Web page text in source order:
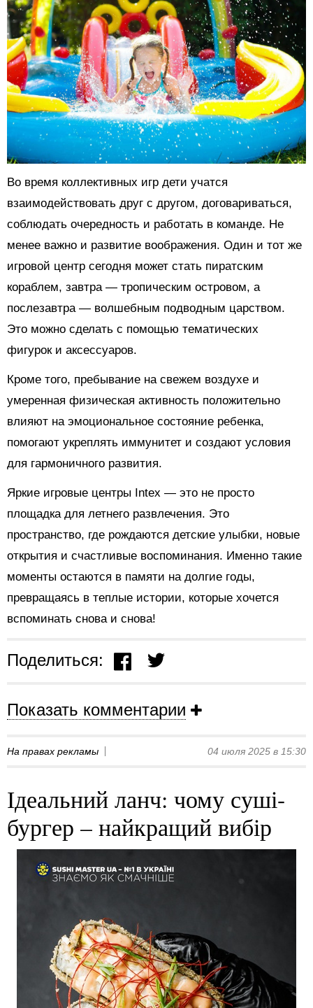
Во время коллективных игр дети учатся
взаимодействовать друг с другом, договариваться,
соблюдать очередность и работать в команде. Не
менее важно и развитие воображения. Один и тот же
игровой центр сегодня может стать пиратским
кораблем, завтра — тропическим островом, а
послезавтра — волшебным подводным царством.
Это можно сделать с помощью тематических
фигурок и аксессуаров.
Кроме того, пребывание на свежем воздухе и
умеренная физическая активность положительно
влияют на эмоциональное состояние ребенка,
помогают укреплять иммунитет и создают условия
для гармоничного развития.
Яркие игровые центры Intex — это не просто
площадка для летнего развлечения. Это
пространство, где рождаются детские улыбки, новые
открытия и счастливые воспоминания. Именно такие
моменты остаются в памяти на долгие годы,
превращаясь в теплые истории, которые хочется
вспоминать снова и снова!
Поделиться:
Показать комментарии
На правах рекламы 04 июля 2025 в 15:30
Ідеальний ланч: чому суші-
бургер – найкращий вибір